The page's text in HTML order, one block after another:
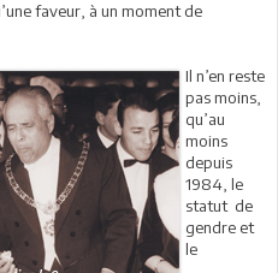
faveur, à un moment de
Il n’en reste
pas moins,
qu’au
moins
depuis
1984, le
statut de
gendre et
le